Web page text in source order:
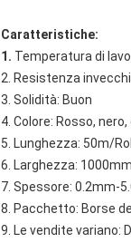
Caratteristiche:
1. Temperatura di
2. Resistenza
3. Solidità: Buon
4. Colore: Rosso,
5. Lunghezza: 50m/
6. Larghezza:
7. Spessore: 0.2mm-
8. Pacchetto: Borse
9. Le vendite variano: